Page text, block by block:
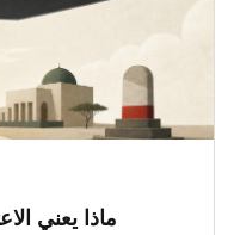
88. ماذا يعني